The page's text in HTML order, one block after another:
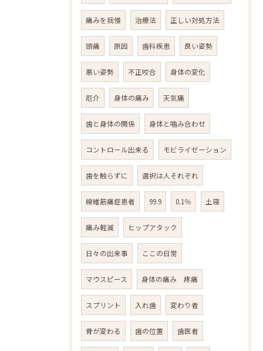
痛みを我慢 治療法 正しい対処方法
頭痛 原因 歯科疾患 良い姿勢
悪い姿勢 不正咬合 身体の変化
厄介 身体の痛み 天気痛
歯と身体の関係 身体と噛み合わせ
コントロール出来る モビライゼーション
歯を触らずに 選択は人それぞれ
線維筋痛症患者 99.9 0.1％ 土寝
痛み軽減 ヒップアタック
日々の出来事 ここの日常
マウスピース 身体の痛み 疼痛
スプリント 入れ歯 変わり者
骨が変わる 歯の位置 歯医者